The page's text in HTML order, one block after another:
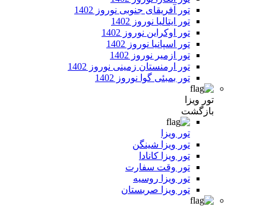
تور آفریقای جنوبی نوروز 1402
تور ایتالیا نوروز 1402
تور اوکراین نوروز 1402
تور اسپانیا نوروز 1402
تور ازمیر نوروز 1402
تور ارمنستان زمینی نوروز 1402
تور بمبئی گوا نوروز 1402
تور ویزا
بازگشت
تور ویزا
تور ویزا شینگن
تور ویزا کانادا
تور وقت سفارت
تور ویزا روسیه
تور ویزا صربستان